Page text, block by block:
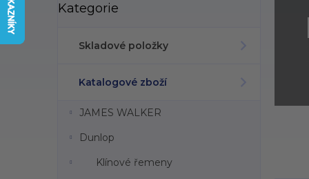
o
kategorie
Kategorie
Skladové položky
Katalogové zboží
JAMES WALKER
Dunlop
Klínové řemeny